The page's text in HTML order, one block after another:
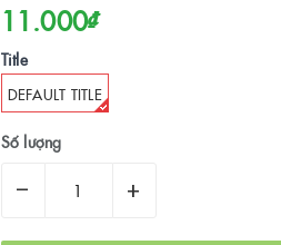
11.000₫
Title
DEFAULT TITLE
Số lượng
– +